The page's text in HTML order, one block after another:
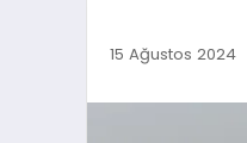
15 Ağustos 2024